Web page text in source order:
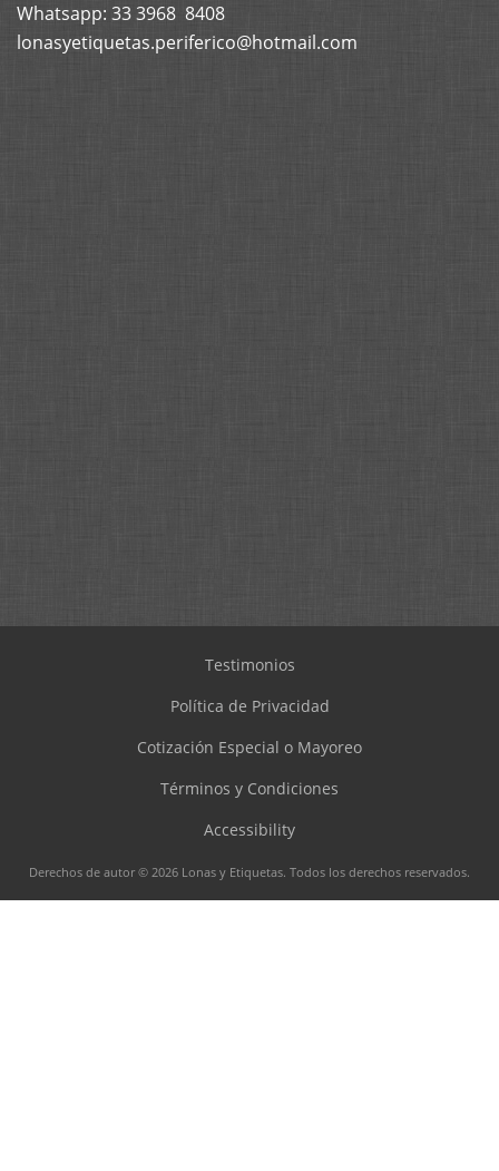
Whatsapp: 33 3968 8408
lonasyetiquetas.periferico@hotmail.com
Testimonios
Política de Privacidad
Cotización Especial o Mayoreo
Términos y Condiciones
Accessibility
Derechos de autor © 2026 Lonas y Etiquetas. Todos los derechos reservados.